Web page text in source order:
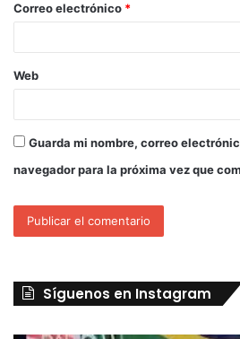
Correo electrónico *
Web
Guarda mi nombre, correo
navegador para la próxima vez que
Síguenos en Instagram